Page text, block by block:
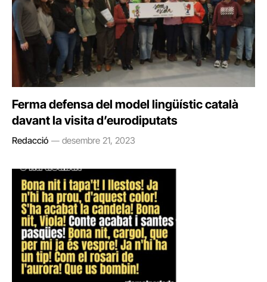
Ferma defensa del model lingüístic català
davant la visita d’eurodiputats
Redacció desembre 21, 2023